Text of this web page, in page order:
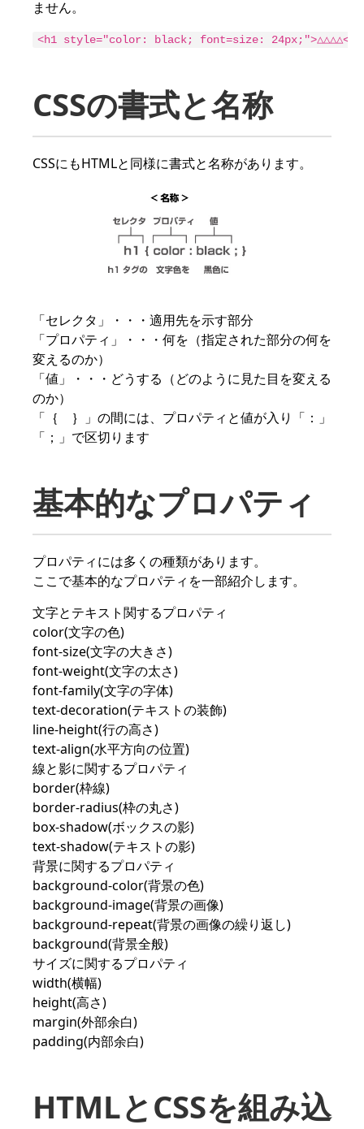
ません。
<h1 style="color: black; font=size: 24px;">△△△△</
CSSの書式と名称
CSSにもHTMLと同様に書式と名称があります。
「セレクタ」・・・適用先を示す部分
「プロパティ」・・・何を（指定された部分の何を
変えるのか）
「値」・・・どうする（どのように見た目を変える
のか）
「｛ ｝」の間には、プロパティと値が入り「：」
「；」で区切ります
基本的なプロパティ
プロパティには多くの種類があります。
ここで基本的なプロパティを一部紹介します。
文字とテキスト関するプロパティ
color(文字の色)
font-size(文字の大きさ)
font-weight(文字の太さ)
font-family(文字の字体)
text-decoration(テキストの装飾)
line-height(行の高さ)
text-align(水平方向の位置)
線と影に関するプロパティ
border(枠線)
border-radius(枠の丸さ)
box-shadow(ボックスの影)
text-shadow(テキストの影)
背景に関するプロパティ
background-color(背景の色)
background-image(背景の画像)
background-repeat(背景の画像の繰り返し)
background(背景全般)
サイズに関するプロパティ
width(横幅)
height(高さ)
margin(外部余白)
padding(内部余白)
HTMLとCSSを組み込